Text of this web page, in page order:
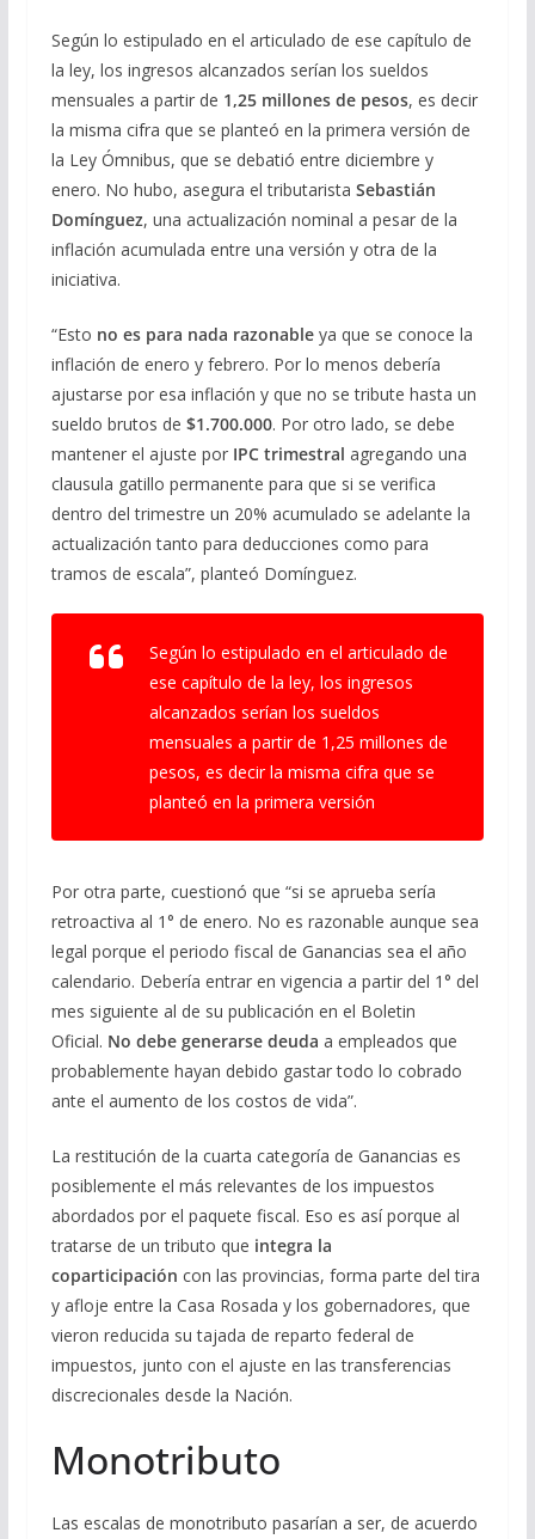
Según lo estipulado en el articulado de ese capítulo de
la ley, los ingresos alcanzados serían los sueldos
mensuales a partir de 1,25 millones de pesos, es decir
la misma cifra que se planteó en la primera versión de
la Ley Ómnibus, que se debatió entre diciembre y
enero. No hubo, asegura el tributarista Sebastián
Domínguez, una actualización nominal a pesar de la
inflación acumulada entre una versión y otra de la
iniciativa.
“Esto no es para nada razonableya que se conoce la
inflación de enero y febrero. Por lo menos debería
ajustarse por esa inflación y que no se tribute hasta un
sueldo brutos de $1.700.000. Por otro lado, se debe
mantener el ajuste por IPC trimestral agregando una
clausula gatillo permanente para que si se verifica
dentro del trimestre un 20% acumulado se adelante la
actualización tanto para deducciones como para
tramos de escala”, planteó Domínguez.
Según lo estipulado en el articulado de
ese capítulo de la ley, los ingresos
alcanzados serían los sueldos
mensuales a partir de 1,25 millones de
pesos, es decir la misma cifra que se
planteó en la primera versión
Por otra parte, cuestionó que “si se aprueba sería
retroactiva al 1° de enero. No es razonable aunque sea
legal porque el periodo fiscal de Ganancias sea el año
calendario. Debería entrar en vigencia a partir del 1° del
mes siguiente al de su publicación en el Boletin
Oficial. No debe generarse deuda a empleados que
probablemente hayan debido gastar todo lo cobrado
ante el aumento de los costos de vida”.
La restitución de la cuarta categoría de Ganancias es
posiblemente el más relevantes de los impuestos
abordados por el paquete fiscal. Eso es así porque al
tratarse de un tributo que integra la
coparticipación con las provincias, forma parte del tira
y afloje entre la Casa Rosada y los gobernadores, que
vieron reducida su tajada de reparto federal de
impuestos, junto con el ajuste en las transferencias
discrecionales desde la Nación.
Monotributo
Las escalas de monotributo pasarían a ser, de acuerdo